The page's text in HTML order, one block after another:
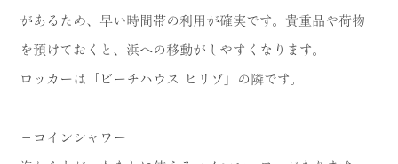
があるため、早い時間帯の利用が確実です。貴重品や荷物
を預けておくと、浜への移動がしやすくなります。
ロッカーは「ビーチハウス ヒリゾ」の隣です。
－コインシャワー